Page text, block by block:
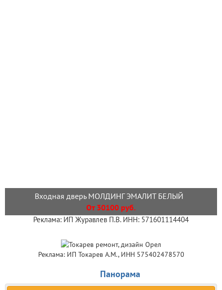
Входная дверь МОЛДИНГ ЭМАЛИТ БЕЛЫЙ
От 30100 руб.
Реклама: ИП Журавлев П.В. ИНН: 571601114404
Реклама: ИП Токарев А.М., ИНН 575402478570
Панорама